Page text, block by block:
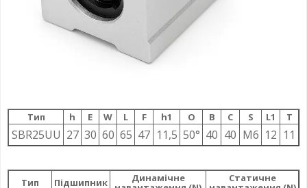
Тип h E W L F h1 О B C S L1 T
SBR25UU 27 30 60 65 47 11,5 50° 40 40 M6 12 11
Тип Підшипник Динамічне Статичне